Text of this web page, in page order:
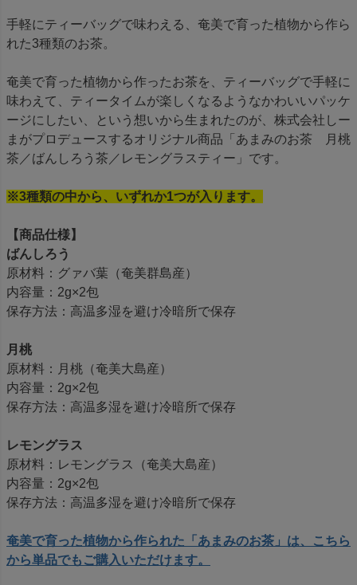
手軽にティーバッグで味わえる、奄美で育った植物から作ら
れた3種類のお茶。
奄美で育った植物から作ったお茶を、ティーバッグで手軽に
味わえて、ティータイムが楽しくなるようなかわいいパッケ
ージにしたい、という想いから生まれたのが、株式会社しー
まがプロデュースするオリジナル商品「あまみのお茶 月桃
茶／ばんしろう茶／レモングラスティー」です。
※3種類の中から、いずれか1つが入ります。
【商品仕様】
ばんしろう
原材料：グァバ葉（奄美群島産）
内容量：2g×2包
保存方法：高温多湿を避け冷暗所で保存
月桃
原材料：月桃（奄美大島産）
内容量：2g×2包
保存方法：高温多湿を避け冷暗所で保存
レモングラス
原材料：レモングラス（奄美大島産）
内容量：2g×2包
保存方法：高温多湿を避け冷暗所で保存
奄美で育った植物から作られた「あまみのお茶」は、こちら
から単品でもご購入いただけます。